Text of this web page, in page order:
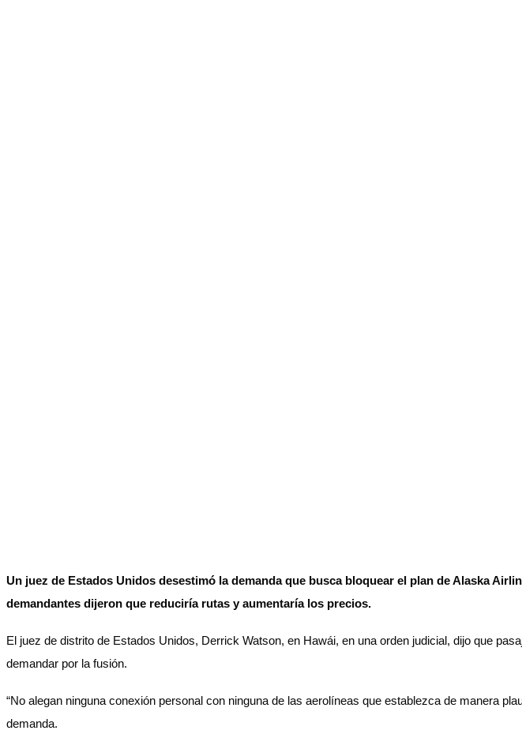
Un juez de Estados Unidos desestimó la demanda que busca bloquear el plan de Alaska
demandantes dijeron que reduciría rutas y aumentaría los precios.
El juez de distrito de Estados Unidos, Derrick Watson, en Hawái, en una orden judicial, dijo que
demandar por la fusión.
“No alegan ninguna conexión personal con ninguna de las aerolíneas que establezca de manera
demanda.